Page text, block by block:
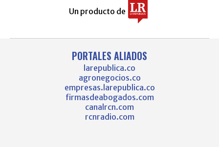
Un producto de
PORTALES ALIADOS
larepublica.co
agronegocios.co
empresas.larepublica.co
firmasdeabogados.com
canalrcn.com
rcnradio.com